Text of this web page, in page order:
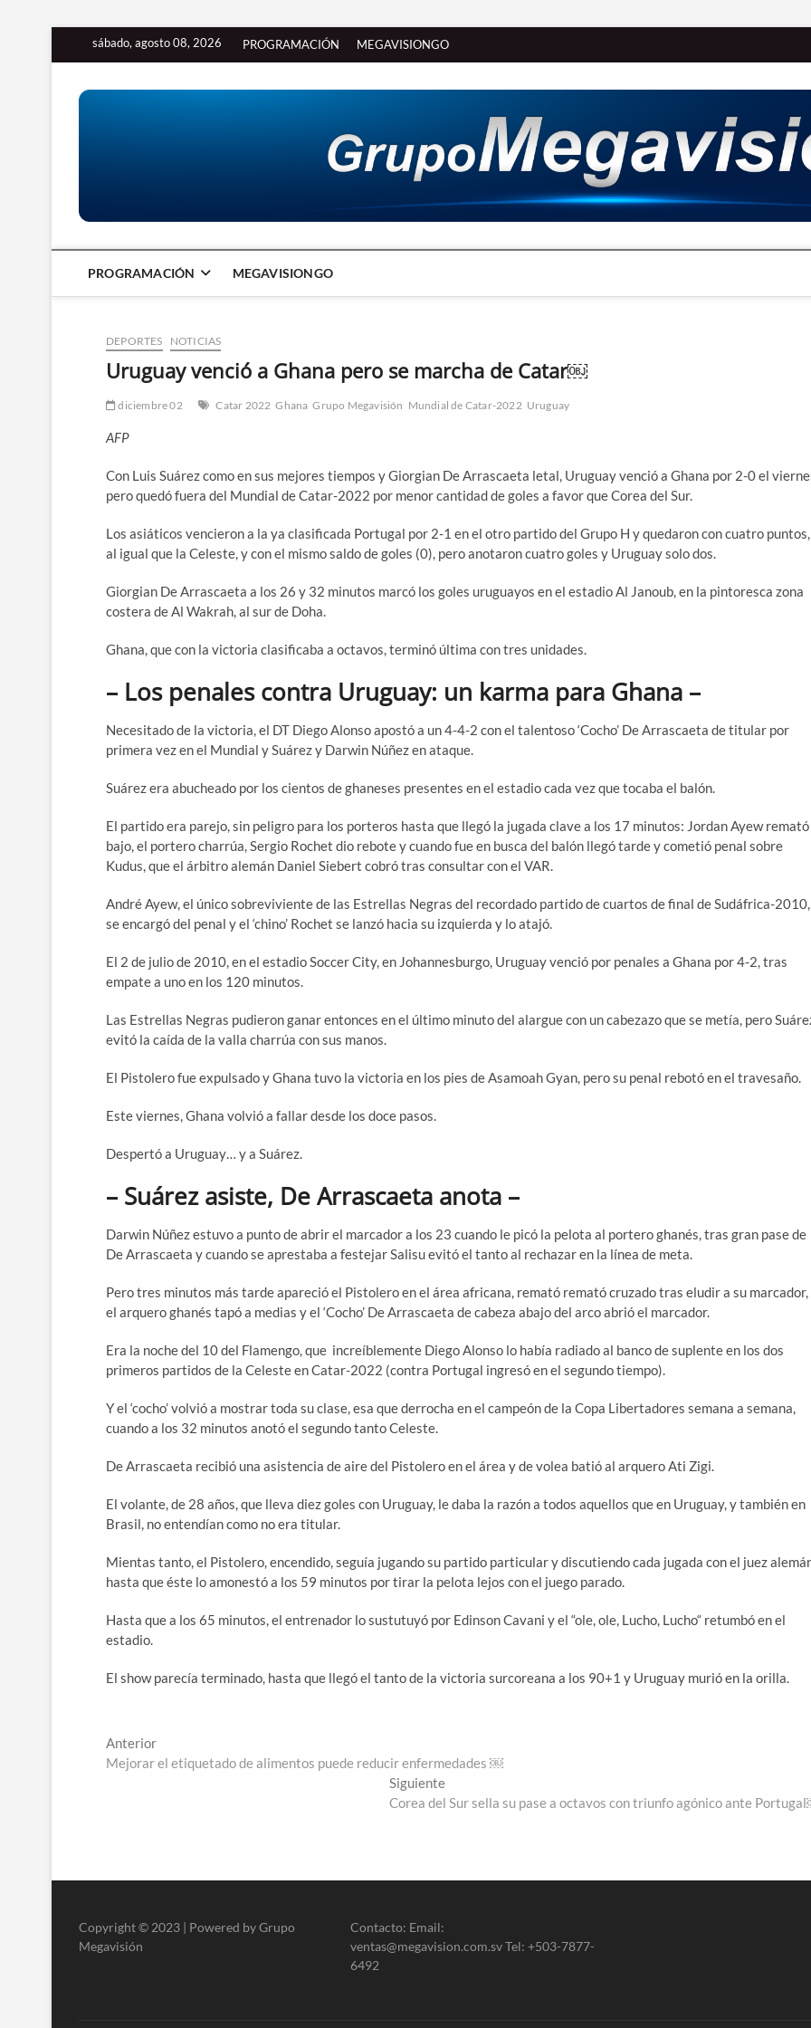
sábado, agosto 08, 2026 PROGRAMACIÓN MEGAVISIONGO
PROGRAMACIÓN MEGAVISIONGO
DEPORTES NOTICIAS
Uruguay venció a Ghana pero se marcha de Catar￼
diciembre 02 Catar 2022 Ghana Grupo Megavisión Mundial de Catar-2022 Uruguay
AFP
Con Luis Suárez como en sus mejores tiempos y Giorgian De Arrascaeta letal, Uruguay venció a Ghana por 2-0 el
pero quedó fuera del Mundial de Catar-2022 por menor cantidad de goles a favor que Corea del Sur.
Los asiáticos vencieron a la ya clasificada Portugal por 2-1 en el otro partido del Grupo H y quedaron con cuatro puntos,
al igual que la Celeste, y con el mismo saldo de goles (0), pero anotaron cuatro goles y Uruguay solo dos.
Giorgian De Arrascaeta a los 26 y 32 minutos marcó los goles uruguayos en el estadio Al Janoub, en la pintoresca zona
costera de Al Wakrah, al sur de Doha.
Ghana, que con la victoria clasificaba a octavos, terminó última con tres unidades.
– Los penales contra Uruguay: un karma para Ghana –
Necesitado de la victoria, el DT Diego Alonso apostó a un 4-4-2 con el talentoso ‘Cocho’ De Arrascaeta de titular por
primera vez en el Mundial y Suárez y Darwin Núñez en ataque.
Suárez era abucheado por los cientos de ghaneses presentes en el estadio cada vez que tocaba el balón.
El partido era parejo, sin peligro para los porteros hasta que llegó la jugada clave a los 17 minutos: Jordan Ayew remató
bajo, el portero charrúa, Sergio Rochet dio rebote y cuando fue en busca del balón llegó tarde y cometió penal sobre
Kudus, que el árbitro alemán Daniel Siebert cobró tras consultar con el VAR.
André Ayew, el único sobreviviente de las Estrellas Negras del recordado partido de cuartos de final de Sudáfrica-2010,
se encargó del penal y el ‘chino’ Rochet se lanzó hacia su izquierda y lo atajó.
El 2 de julio de 2010, en el estadio Soccer City, en Johannesburgo, Uruguay venció por penales a Ghana por 4-2, tras
empate a uno en los 120 minutos.
Las Estrellas Negras pudieron ganar entonces en el último minuto del alargue con un cabezazo que se metía, pero
evitó la caída de la valla charrúa con sus manos.
El Pistolero fue expulsado y Ghana tuvo la victoria en los pies de Asamoah Gyan, pero su penal rebotó en el travesaño.
Este viernes, Ghana volvió a fallar desde los doce pasos.
Despertó a Uruguay… y a Suárez.
– Suárez asiste, De Arrascaeta anota –
Darwin Núñez estuvo a punto de abrir el marcador a los 23 cuando le picó la pelota al portero ghanés, tras gran pase de
De Arrascaeta y cuando se aprestaba a festejar Salisu evitó el tanto al rechazar en la línea de meta.
Pero tres minutos más tarde apareció el Pistolero en el área africana, remató remató cruzado tras eludir a su marcador,
el arquero ghanés tapó a medias y el ‘Cocho’ De Arrascaeta de cabeza abajo del arco abrió el marcador.
Era la noche del 10 del Flamengo, que increíblemente Diego Alonso lo había radiado al banco de suplente en los dos
primeros partidos de la Celeste en Catar-2022 (contra Portugal ingresó en el segundo tiempo).
Y el ‘cocho’ volvió a mostrar toda su clase, esa que derrocha en el campeón de la Copa Libertadores semana a semana,
cuando a los 32 minutos anotó el segundo tanto Celeste.
De Arrascaeta recibió una asistencia de aire del Pistolero en el área y de volea batió al arquero Ati Zigi.
El volante, de 28 años, que lleva diez goles con Uruguay, le daba la razón a todos aquellos que en Uruguay, y también en
Brasil, no entendían como no era titular.
Mientas tanto, el Pistolero, encendido, seguía jugando su partido particular y discutiendo cada jugada con el juez
hasta que éste lo amonestó a los 59 minutos por tirar la pelota lejos con el juego parado.
Hasta que a los 65 minutos, el entrenador lo sustutuyó por Edinson Cavani y el “ole, ole, Lucho, Lucho“ retumbó en el
estadio.
El show parecía terminado, hasta que llegó el tanto de la victoria surcoreana a los 90+1 y Uruguay murió en la orilla.
Navegación
de
AnteriorEntrada
anterior:
Mejorar el etiquetado de alimentos puede reducir enfermedades ￼
SiguienteEntrada
siguiente:
Corea del Sur sella su pase a octavos con triunfo agónico ante
Copyright © 2023 | Powered by Grupo
Megavisión
Contacto: Email:
ventas@megavision.com.sv Tel: +503-7877-
6492